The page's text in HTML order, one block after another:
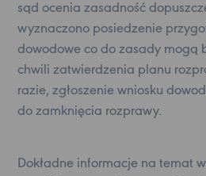
sąd ocenia zasadność
wyznaczono posiedzenie
dowodowe co do zasady mogą
chwili zatwierdzenia planu
razie, zgłoszenie wniosku
do zamknięcia rozprawy.
Dokładne informacje na temat